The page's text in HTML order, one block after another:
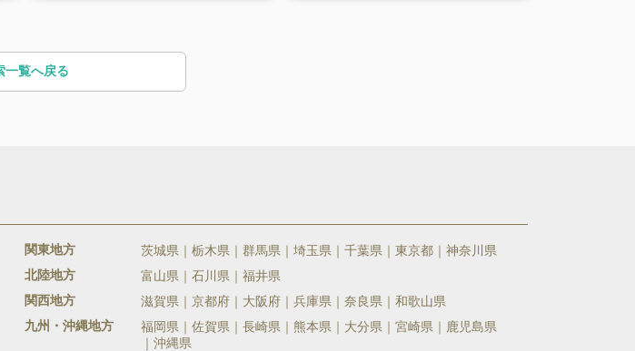
一覧へ戻る
関東地方 茨城県 栃木県 群馬県 埼玉県 千葉県 東京都
神奈川県
北陸地方 富山県 石川県
福井県
関西地方 滋賀県 京都府 大阪府 兵庫県 奈良県
和歌山県
九州・沖縄地方 福岡県 佐賀県 長崎県 熊本県 大分県 宮崎県
鹿児島県
沖縄県